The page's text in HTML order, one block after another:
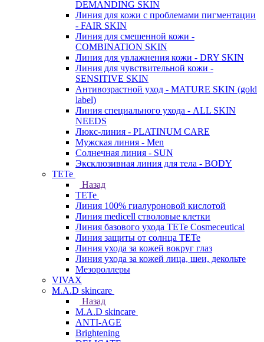
DEMANDING SKIN
Линия для кожи с проблемами пигментации
- FAIR SKIN
Линия для смешенной кожи -
COMBINATION SKIN
Линия для увлажнения кожи - DRY SKIN
Линия для чувствительной кожи -
SENSITIVE SKIN
Антивозрастной уход - MATURE SKIN (gold
label)
Линия специального ухода - ALL SKIN
NEEDS
Люкс-линия - PLATINUM CARE
Мужская линия - Men
Солнечная линия - SUN
Эксклюзивная линия для тела - BODY
TETe
Назад
TETe
Линия 100% гиалуроновой кислотой
Линия medicell стволовые клетки
Линия базового ухода TETe Cosmeceutical
Линия защиты от солнца TETe
Линия ухода за кожей вокруг глаз
Линия ухода за кожей лица, шеи, декольте
Мезороллеры
VIVAX
M.A.D skincare
Назад
M.A.D skincare
ANTI-AGE
Brightening